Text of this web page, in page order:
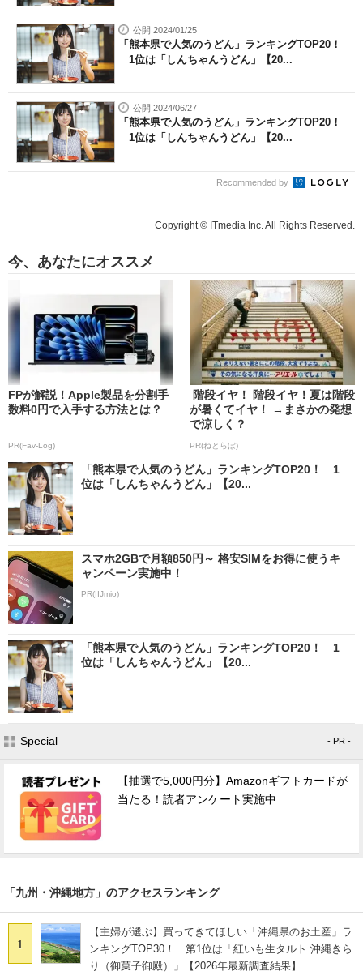
公開 2024/01/25
「熊本県で人気のうどん」ランキングTOP20！
1位は「しんちゃんうどん」【20...
公開 2024/06/27
「熊本県で人気のうどん」ランキングTOP20！
1位は「しんちゃんうどん」【20...
Recommended by
Copyright © ITmedia Inc. All Rights Reserved.
今、あなたにオススメ
FPが解説！Apple製品を分割手
数料0円で入手する方法とは？
PR(Fav-Log)
階段イヤ！ 階段イヤ！夏は階段
が暑くてイヤ！ →まさかの発想
で涼しく？
PR(ねとらぼ)
「熊本県で人気のうどん」ランキングTOP20！ 1
位は「しんちゃんうどん」【20...
スマホ2GBで月額850円～ 格安SIMをお得に使うキ
ャンペーン実施中！
PR(IIJmio)
「熊本県で人気のうどん」ランキングTOP20！ 1
位は「しんちゃんうどん」【20...
Special - PR -
【抽選で5,000円分】Amazonギフトカードが
当たる！読者アンケート実施中
「九州・沖縄地方」のアクセスランキング
1
【主婦が選ぶ】買ってきてほしい「沖縄県のお土産」ラ
ンキングTOP30！ 第1位は「紅いも生タルト 沖縄きら
り（御菓子御殿）」【2026年最新調査結果】